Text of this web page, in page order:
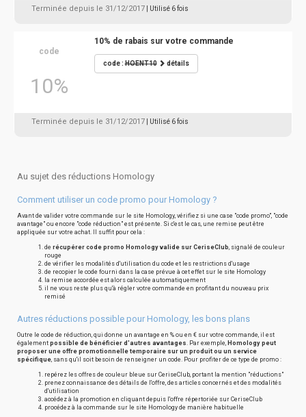
Terminée depuis le 31/12/2017 | Utilisé 6 fois
code
10%
10% de rabais sur votre commande
code :HOENT10 détails
Terminée depuis le 31/12/2017 | Utilisé 6 fois
Au sujet des réductions Homology
Comment utiliser un code promo pour Homology ?
Avant de valider votre commande sur le site Homology, vérifiez si une case "code promo", "code
avantage" ou encore "code réduction" est présente. Si c'est le cas, une remise peut être
appliquée sur votre achat. Il suffit pour cela :
de récupérer code promo Homology valide sur CeriseClub, signalé de couleur
rouge
de vérifier les modalités d'utilisation du code et les restrictions d'usage
de recopier le code fourni dans la case prévue à cet effet sur le site Homology
la remise accordée est alors calculée automatiquement
il ne vous reste plus qu'à régler votre commande en profitant du nouveau prix
remisé
Autres réductions possible pour Homology, les bons plans
Outre le code de réduction, qui donne un avantage en % ou en € sur votre commande, il est
également possible de bénéficier d'autres avantages. Par exemple, Homology peut
proposer une offre promotionnelle temporaire sur un produit ou un service
spécifique, sans qu'il soit besoin de renseigner un code. Pour profiter de ce type de promo :
repérez les offres de couleur bleue sur CeriseClub, portant la mention "réductions"
prenez connaissance des détails de l'offre, des articles concernés et des modalités
d'utilisation
accédez à la promotion en cliquant depuis l'offre répertoriée sur CeriseClub
procédez à la commande sur le site Homology de manière habituelle